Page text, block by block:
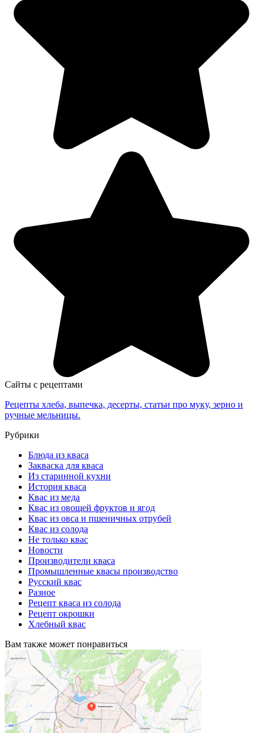
Сайты с рецептами
Рецепты хлеба, выпечка, десерты, статьи про муку, зерно и
ручные мельницы.
Рубрики
Блюда из кваса
Закваска для кваса
Из старинной кухни
История кваса
Квас из меда
Квас из овощей фруктов и ягод
Квас из овса и пшеничных отрубей
Квас из солода
Не только квас
Новости
Производители кваса
Промышленные квасы производство
Русский квас
Разное
Рецепт кваса из солода
Рецепт окрошки
Хлебный квас
Вам также может понравиться